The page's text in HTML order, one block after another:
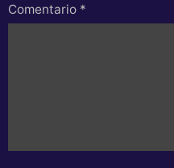
Comentario *